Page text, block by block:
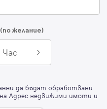
желание)
Час
да бъдат обработвани
Адрес недвижими имоти и